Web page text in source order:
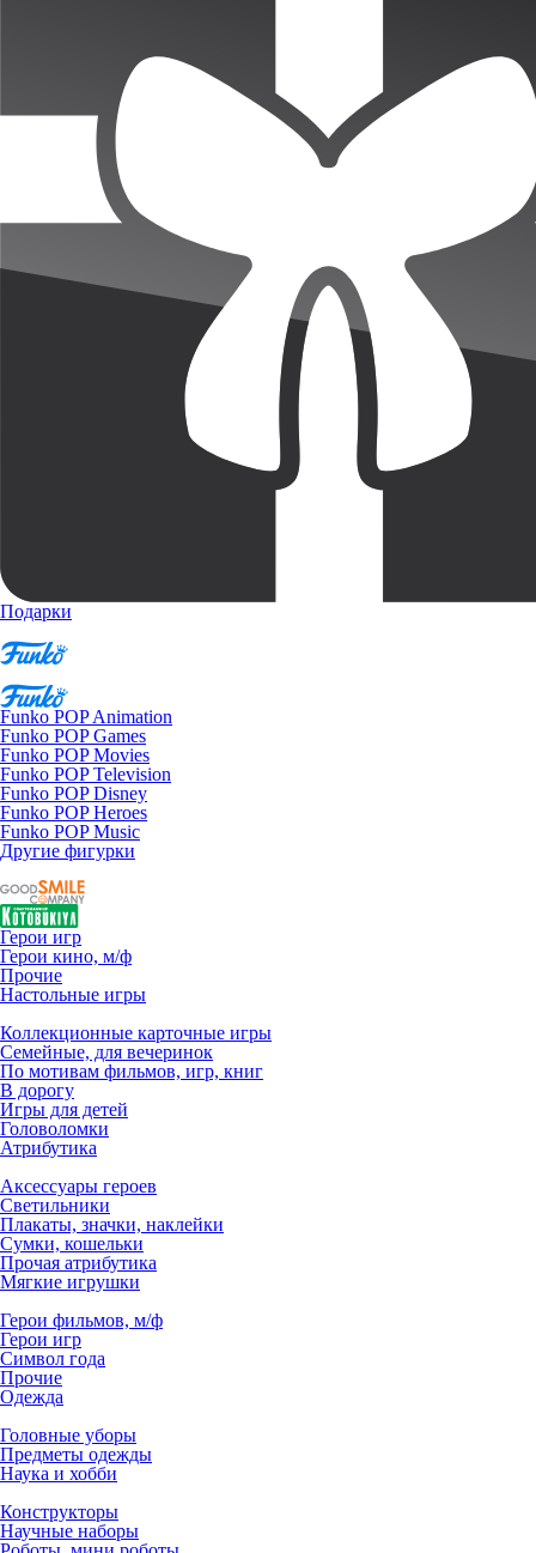
Подарки
Funko POP Animation
Funko POP Games
Funko POP Movies
Funko POP Television
Funko POP Disney
Funko POP Heroes
Funko POP Music
Другие фигурки
Герои игр
Герои кино, м/ф
Прочие
Настольные игры
Коллекционные карточные игры
Семейные, для вечеринок
По мотивам фильмов, игр, книг
В дорогу
Игры для детей
Головоломки
Атрибутика
Аксессуары героев
Светильники
Плакаты, значки, наклейки
Сумки, кошельки
Прочая атрибутика
Мягкие игрушки
Герои фильмов, м/ф
Герои игр
Символ года
Прочие
Одежда
Головные уборы
Предметы одежды
Наука и хобби
Конструкторы
Научные наборы